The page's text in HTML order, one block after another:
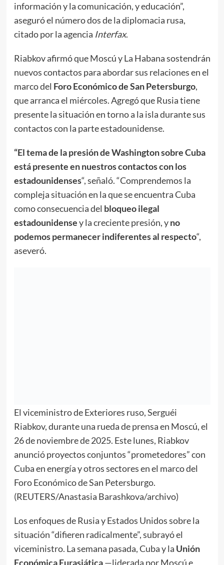
información y la comunicación, y educación”,
aseguró el número dos de la diplomacia rusa,
citado por la agencia Interfax.
Riabkov afirmó que Moscú y La Habana sostendrán
nuevos contactos para abordar sus relaciones en el
marco del Foro Económico de San Petersburgo,
que arranca el miércoles. Agregó que Rusia tiene
presente la situación en torno a la isla durante sus
contactos con la parte estadounidense.
“El tema de la presión de Washington sobre Cuba
está presente en nuestros contactos con los
estadounidenses“, señaló. “Comprendemos la
compleja situación en la que se encuentra Cuba
como consecuencia del bloqueo ilegal
estadounidensey la creciente presión, yno
podemos permanecer indiferentes al respecto“,
aseveró.
El viceministro de Exteriores ruso, Serguéi
Riabkov, durante una rueda de prensa en Moscú, el
26 de noviembre de 2025. Este lunes, Riabkov
anunció proyectos conjuntos “prometedores” con
Cuba en energía y otros sectores en el marco del
Foro Económico de San Petersburgo.
(REUTERS/Anastasia Barashkova/archivo)
Los enfoques de Rusia y Estados Unidos sobre la
situación “difieren radicalmente”, subrayó el
viceministro. La semana pasada, Cuba y la Unión
Económica Eurasiática—liderada por Moscú e